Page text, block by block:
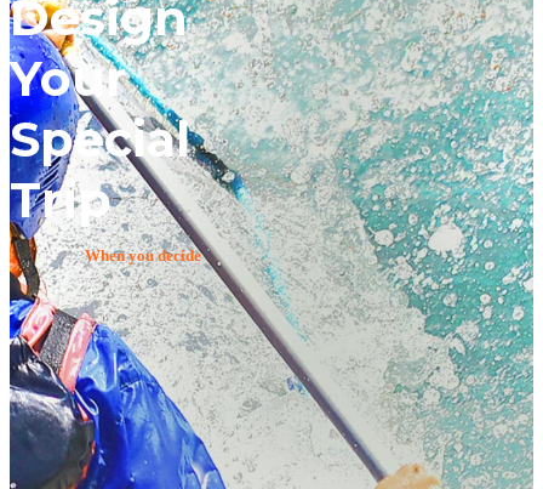
Design
Your
Special
Trip
When you decide